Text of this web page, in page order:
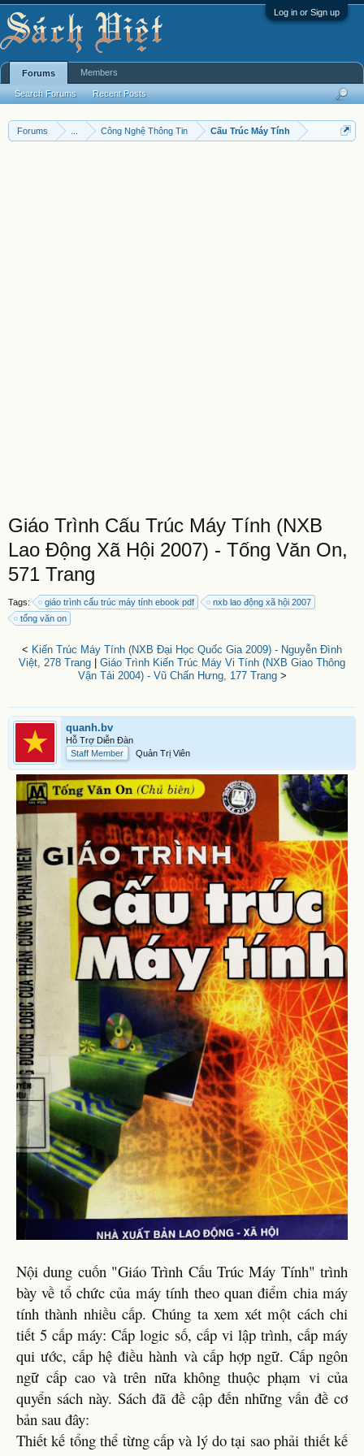
Log in or Sign up
Forums Công Nghệ Thông Tin Cấu Trúc Máy Tính
Giáo Trình Cấu Trúc Máy Tính (NXB
Lao Động Xã Hội 2007) - Tống Văn On,
571 Trang
Tags: giáo trình cấu trúc máy tính ebook pdf
nxb lao động xã hội 2007
tống văn on
< Kiến Trúc Máy Tính (NXB Đại Học Quốc Gia 2009) - Nguyễn Đình
Việt, 278 Trang
Giáo Trình Kiến Trúc Máy Vi Tính (NXB Giao Thông
Vận Tải 2004) - Vũ Chấn Hưng, 177 Trang>
quanh.bv
Hỗ Trợ Diễn Đàn
Staff Member
Quản Trị Viên
Nội dung cuốn "Giáo Trình Cấu Trúc Máy Tính" trình
bày về tổ chức của máy tính theo quan điểm chia máy
tính thành nhiều cấp. Chúng ta xem xét một cách chi
tiết 5 cấp máy: Cấp logic số, cấp vi lập trình, cấp máy
qui ước, cấp hệ điều hành và cấp hợp ngữ. Cấp ngôn
ngữ cấp cao và trên nữa không thuộc phạm vi của
quyển sách này. Sách đã đề cập đến những vấn đề cơ
bản sau đây:
Thiết kế tổng thể từng cấp và lý do tại sao phải thiết kế
Forums
Search Forums Recent Posts
Members